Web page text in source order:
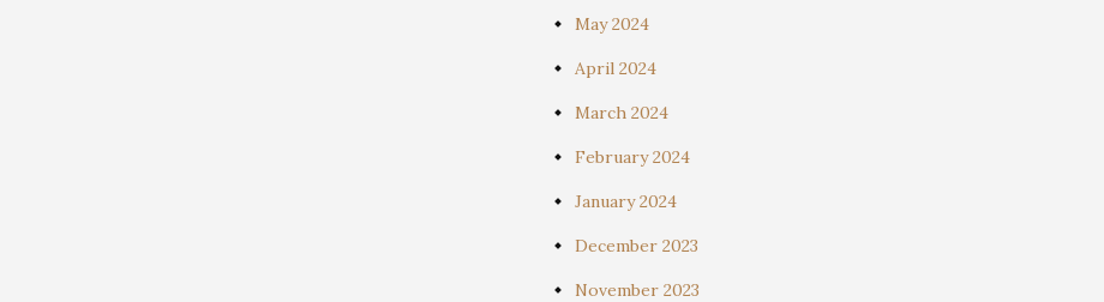
May 2024
April 2024
March 2024
February 2024
January 2024
December 2023
November 2023